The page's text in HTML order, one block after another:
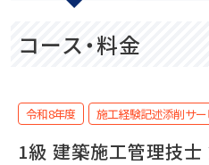
コース・料金
令和8年度 施⼯経験記述添削サ
1級 建築施工管理技士